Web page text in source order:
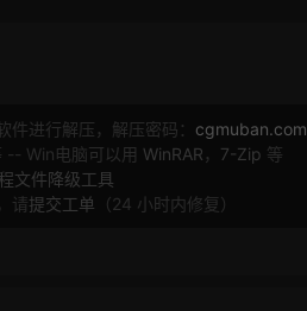
进行解压，解压密码： cgmuban.com
-- Win电脑可以用 WinRAR ， 7-Zip 等
文件降级工具
请提交工单 （24 小时内修复）